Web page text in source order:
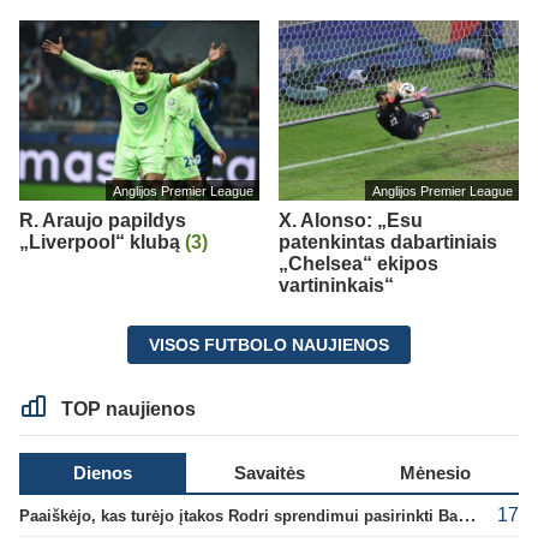
Anglijos Premier League
R. Araujo papildys
„Liverpool“ klubą (3)
Anglijos Premier League
X. Alonso: „Esu
patenkintas dabartiniais
„Chelsea“ ekipos
vartininkais“
VISOS FUTBOLO NAUJIENOS
TOP naujienos
Dienos Savaitės Mėnesio
Paaiškėjo, kas turėjo įtakos Rodri sprendimui pasirinkti Barselonos pusę 17